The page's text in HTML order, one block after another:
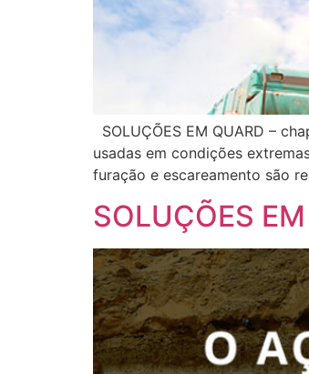
SOLUÇÕES EM QUARD –
usadas em condições
furação e escareamento são
SOLUÇÕES